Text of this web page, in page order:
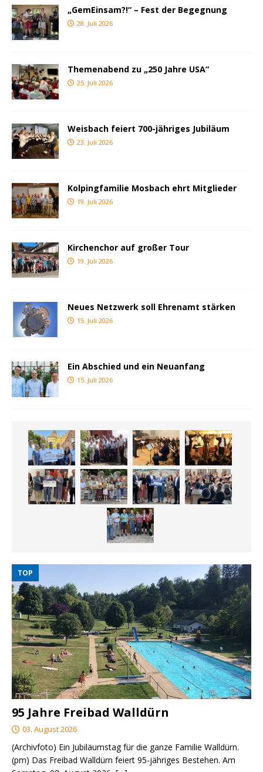
„GemEinsam?!“ – Fest der Begegnung
28. Juli 2026
Themenabend zu „250 Jahre USA“
25. Juli 2026
Weisbach feiert 700-jähriges Jubiläum
23. Juli 2026
Kolpingfamilie Mosbach ehrt Mitglieder
19. Juli 2026
Kirchenchor auf großer Tour
19. Juli 2026
Neues Netzwerk soll Ehrenamt stärken
15. Juli 2026
Ein Abschied und ein Neuanfang
15. Juli 2026
TOP
95 Jahre Freibad Walldürn
03. August 2026
(Archivfoto) Ein Jubiläumstag für die ganze Familie Walldürn.
(pm) Das Freibad Walldürn feiert 95-jähriges Bestehen. Am